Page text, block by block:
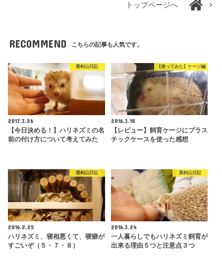
トップページへ
RECOMMEND こちらの記事も人気です。
栗剣山日記
2017.3.26
【今日決める！】ハリネズミの名
前の付け方について考えてみた
【使ってみた】ケージ編
2016.3.18
【レビュー】飼育ケージにプラス
チックケースを使った感想
栗剣山日記
2016.2.25
ハリネズミ、寝相悪くて、寝癖が
すごいぞ（５・７・８）
栗剣山日記
2016.3.24
一人暮らしでもハリネズミ飼育が
出来る理由５つと注意点３つ